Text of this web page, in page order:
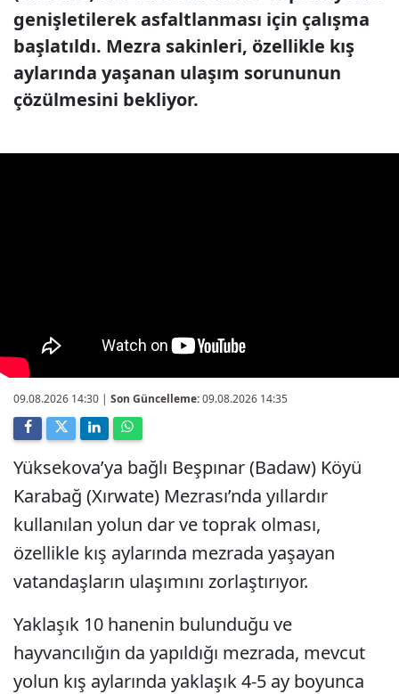
genişletilerek asfaltlanması için çalışma
başlatıldı. Mezra sakinleri, özellikle kış
aylarında yaşanan ulaşım sorununun
çözülmesini bekliyor.
09.08.2026 14:30 | Son Güncelleme:09.08.2026 14:35
Yüksekova’ya bağlı Beşpınar (Badaw) Köyü
Karabağ (Xırwate) Mezrası’nda yıllardır
kullanılan yolun dar ve toprak olması,
özellikle kış aylarında mezrada yaşayan
vatandaşların ulaşımını zorlaştırıyor.
Yaklaşık 10 hanenin bulunduğu ve
hayvancılığın da yapıldığı mezrada, mevcut
yolun kış aylarında yaklaşık 4-5 ay boyunca